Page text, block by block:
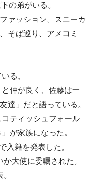
の弟がいる。
ァッション、スニーカ
そば巡り、アメコミ
る。
仲が良く、佐藤は一
達」だと語っている。
ティッシュフォール
が家族になった。
入籍を発表した。
大使に委嘱された。